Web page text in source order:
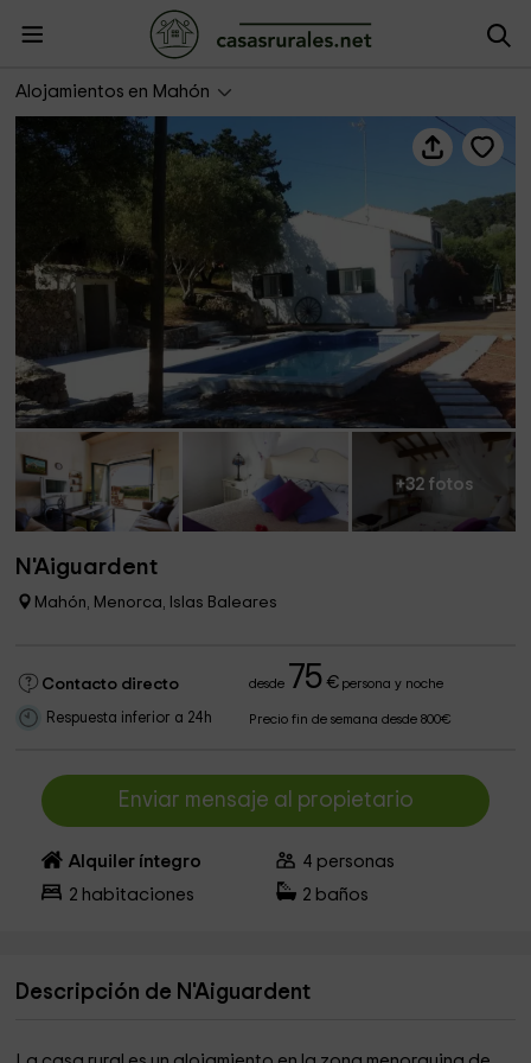
Alojamientos en Mahón
+32 fotos
N'Aiguardent
Mahón, Menorca, Islas Baleares
Contacto directo desde 75 €persona y noche
Respuesta inferior a 24h Precio fin de semana desde 800€
Enviar mensaje al propietario
Alquiler íntegro 4 personas
2 habitaciones 2 baños
Descripción de N'Aiguardent